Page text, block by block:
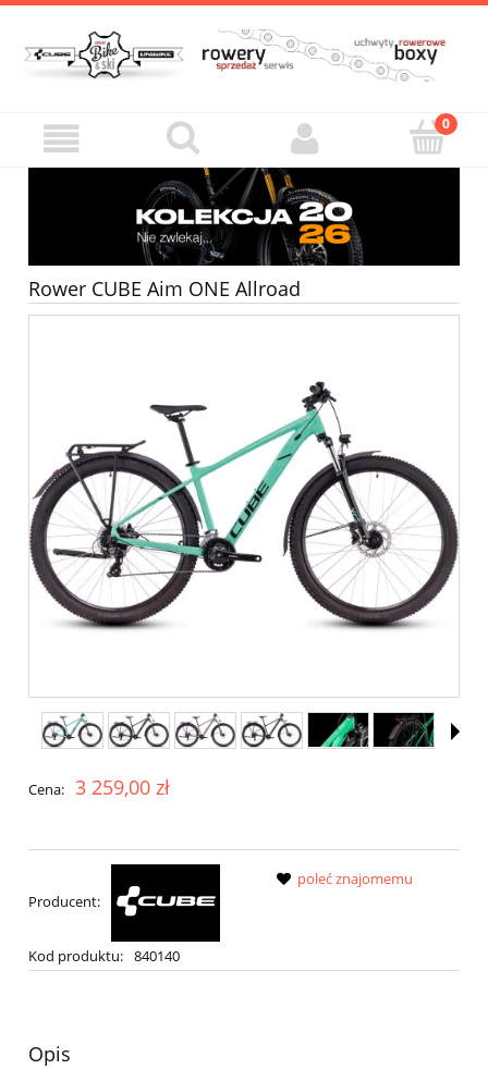
Rower CUBE Aim ONE Allroad
Cena: 3 259,00 zł
Producent:
Kod produktu: 840140
poleć znajomemu
Opis